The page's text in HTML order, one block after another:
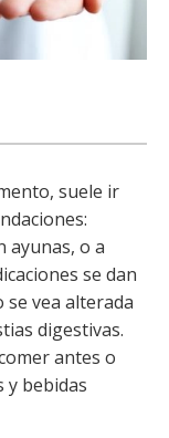
suele ir
ayunas, o a
se dan
vea alterada
digestivas.
antes o
y bebidas